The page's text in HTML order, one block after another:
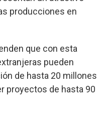
producciones en
que con esta
pueden
de hasta 20 millones
proyectos de hasta 90